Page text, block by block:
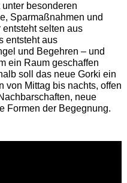
besonderen
Sparmaßnahmen und
selten aus
entsteht aus
und Begehren – und
ein Raum geschaffen
soll das neue Gorki ein
von Mittag bis nachts, offen
neue
Formen der Begegnung.